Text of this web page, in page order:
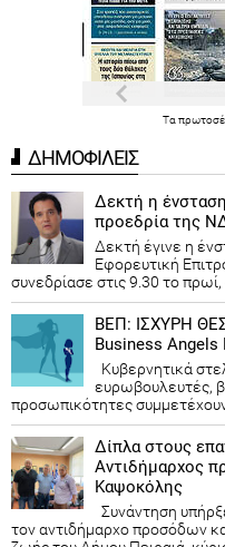
Τα
ΔΗΜΟΦΙΛΕΙΣ
Δεκτή η
προεδρία της
Δεκτή έγινε η
Εφορευτική
συνεδρίασε στις 9.30 το πρωί,
ΒΕΠ: ΙΣΧΥΡΗ
Business Angels
Κυβερνητικά
ευρωβουλευτές,
προσωπικότητες συμμετέχουν
Δίπλα στους
Αντιδήμαρχος
Καψοκόλης
Συνάντηση
τον αντιδήμαρχο προσόδων